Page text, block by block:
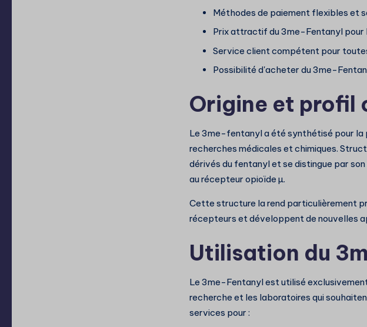
Méthodes de paiement flexibles et
Prix attractif du 3me-Fentanyl pour
Service client compétent pour
Possibilité d'acheter du 3me-
Origine et profil
Le 3me-fentanyl a été synthétisé pour la
recherches médicales et chimiques.
dérivés du fentanyl et se distingue par
au récepteur opioïde µ.
Cette structure la rend particulièrement
récepteurs et développent de nouvelles
Utilisation du
Le 3me-Fentanyl est utilisé
recherche et les laboratoires qui
services pour :